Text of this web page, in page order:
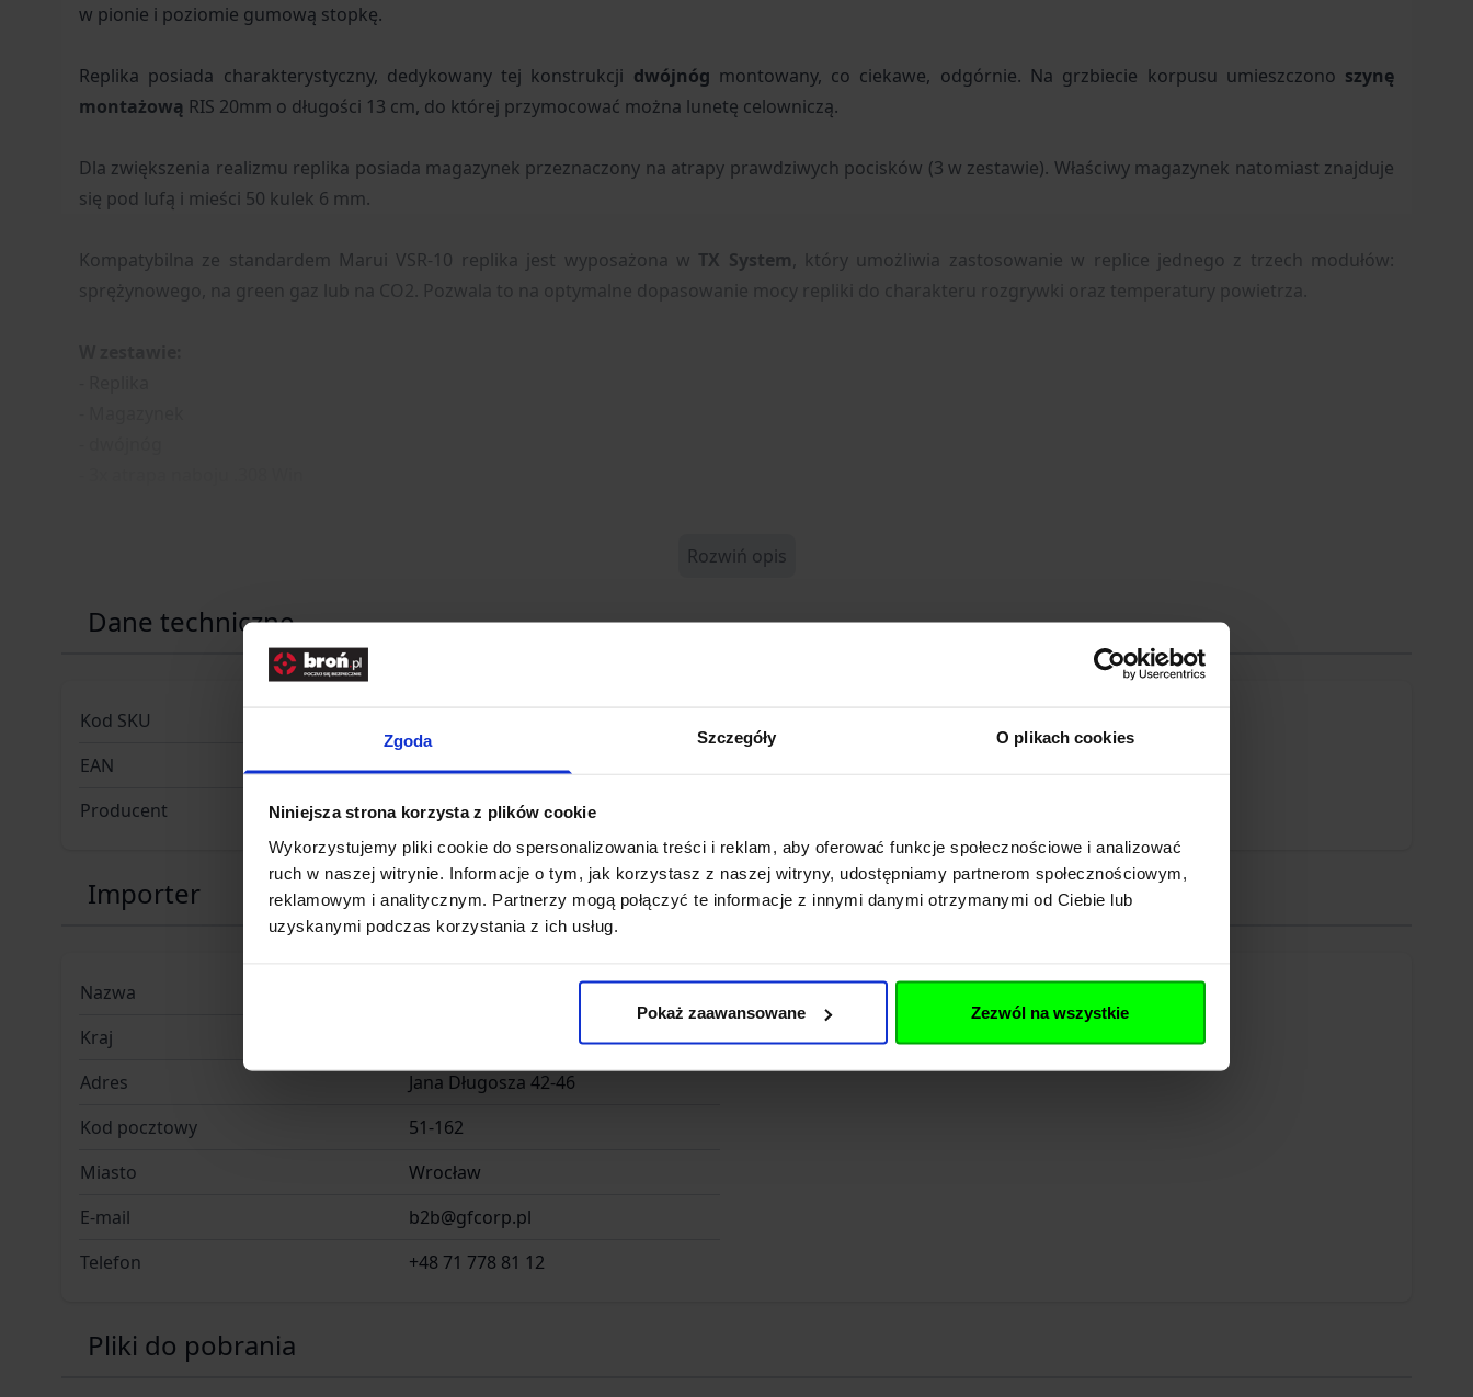
Zgoda Szczegóły O plikach cookies
Niniejsza strona korzysta z plików cookie
Wykorzystujemy pliki cookie do spersonalizowania treści i reklam, aby oferować funkcje społecznościowe i analizować
ruch w naszej witrynie. Informacje o tym, jak korzystasz z naszej witryny, udostępniamy partnerom społecznościowym,
reklamowym i analitycznym. Partnerzy mogą połączyć te informacje z innymi danymi otrzymanymi od Ciebie lub
uzyskanymi podczas korzystania z ich usług.
Pokaż zaawansowane Zezwól na wszystkie
w pionie i poziomie gumową stopkę.
Replika posiada charakterystyczny, dedykowany tej konstrukcji dwójnóg montowany, co ciekawe, odgórnie. Na grzbiecie korpusu umieszczono szynę
montażową RIS 20mm o długości 13 cm, do której przymocować można lunetę celowniczą.
Dla zwiększenia realizmu replika posiada magazynek przeznaczony na atrapy prawdziwych pocisków (3 w zestawie). Właściwy magazynek natomiast znajduje
się pod lufą i mieści 50 kulek 6 mm.
Kompatybilna ze standardem Marui VSR-10 replika jest wyposażona w TX System, który umożliwia zastosowanie w replice jednego z trzech modułów:
sprężynowego, na green gaz lub na CO2. Pozwala to na optymalne dopasowanie mocy repliki do charakteru rozgrywki oraz temperatury powietrza.
Rozwiń opis
Dane techniczne
Kod SKU
EAN
5902543950116
Producent
ARES
Importer
Nazwa
INFINITY FUND Sp z o. o. SK
Kraj
Adres
Jana Długosza 42-46
Kod pocztowy
51-162
Miasto
Wrocław
E-mail
b2b@gfcorp.pl
Telefon
+48 71 778 81 12
Pliki do pobrania